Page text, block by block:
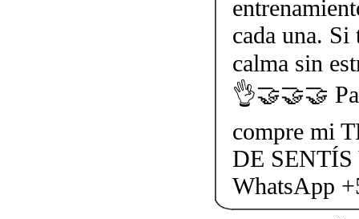
cada una. Si
calma sin
👌🤝🤝🤝
compre mi
DE
WhatsApp